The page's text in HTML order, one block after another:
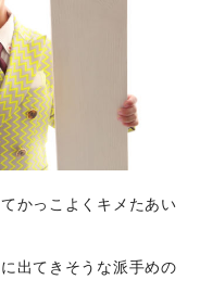
かっこよくキメたあい
出てきそうな派手めの